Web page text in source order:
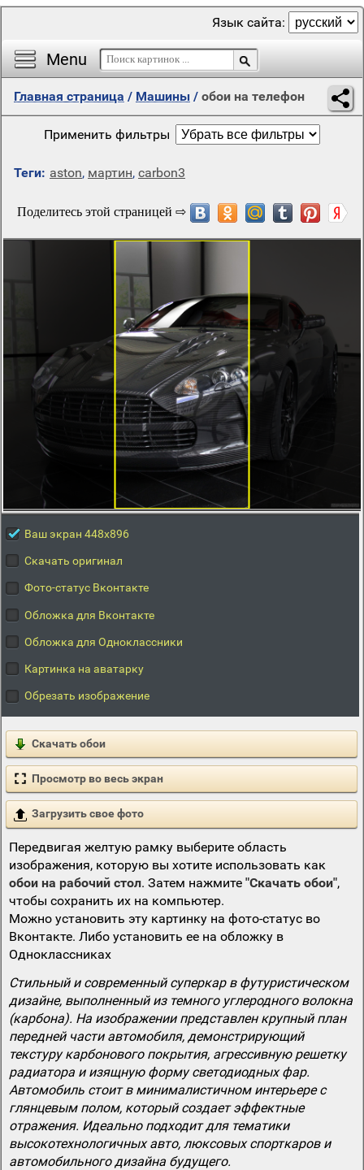
Menu
Язык сайта:
Главная страница / Машины / обои на телефон
Применить фильтры
Теги: aston, мартин, carbon3
Ваш экран 448x896
Скачать оригинал
Фото-статус Вконтакте
Обложка для Вконтакте
Обложка для Одноклассники
Картинка на аватарку
Обрезать изображение
Скачать обои
Просмотр во весь экран
Загрузить свое фото
Передвигая желтую рамку выберите область
изображения, которую вы хотите использовать как
обои на рабочий стол. Затем нажмите "Скачать обои",
чтобы сохранить их на компьютер.
Можно установить эту картинку на фото-статус во
Вконтакте. Либо установить ее на обложку в
Одноклассниках
Стильный и современный суперкар в футуристическом
дизайне, выполненный из темного углеродного волокна
(карбона). На изображении представлен крупный план
передней части автомобиля, демонстрирующий
текстуру карбонового покрытия, агрессивную решетку
радиатора и изящную форму светодиодных фар.
Автомобиль стоит в минималистичном интерьере с
глянцевым полом, который создает эффектные
отражения. Идеально подходит для тематики
высокотехнологичных авто, люксовых спорткаров и
автомобильного дизайна будущего.